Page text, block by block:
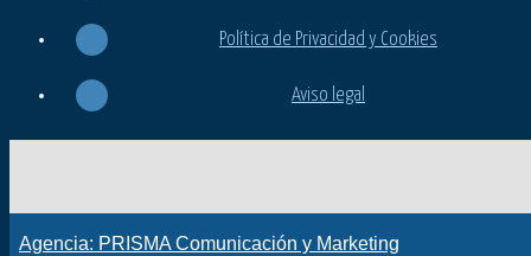
Política de Privacidad y Cookies
Aviso legal
Agencia: PRISMA Comunicación y Marketing